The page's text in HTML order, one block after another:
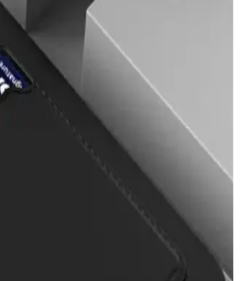
Pembe
Desenli
pembe leopar desenli ve
özellikleri, kullanıcı yorumları
Mat ve
ve Kullanıcı
karşılaştırıyoruz: mat yüzeyli ve
yorumları ve kullanım